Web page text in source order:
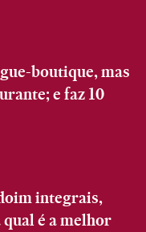
boutique, mas
e faz 10
integrais,
é a melhor